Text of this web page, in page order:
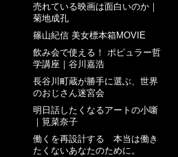
売れている映画は面白いのか｜
菊地成孔
篠山紀信 美女標本箱MOVIE
飲み会で使える！ ポピュラー哲
学講座｜谷川嘉浩
長谷川町蔵が勝手に選ぶ、世界
のおじさん迷宮会
明日話したくなるアートの小噺
｜筧菜奈子
働くを再設計する 本当は働き
たくないあなたのために。